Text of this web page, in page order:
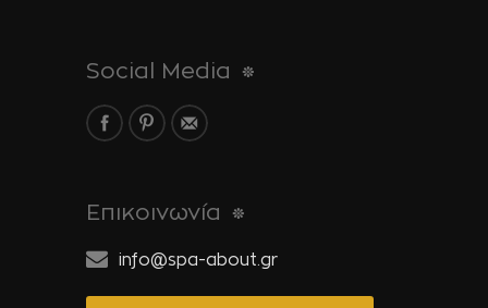
Social Media
Επικοινωνία
info@spa-about.gr